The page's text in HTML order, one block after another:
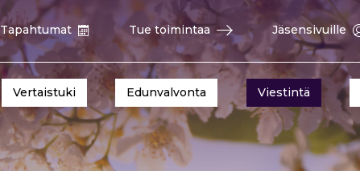
Tapahtumat Tue toimintaa Jäsensivuille
Vertaistuki Edunvalvonta Viestintä